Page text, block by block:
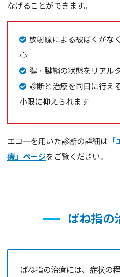
なげることができます。
放射線による被ばくがな
心
腱・腱鞘の状態をリアル
診断と治療を同日に行え
小限に抑えられます
エコーを用いた診断の詳細は
療」ページをご覧ください。
ばね指の
ばね指の治療には、症状の